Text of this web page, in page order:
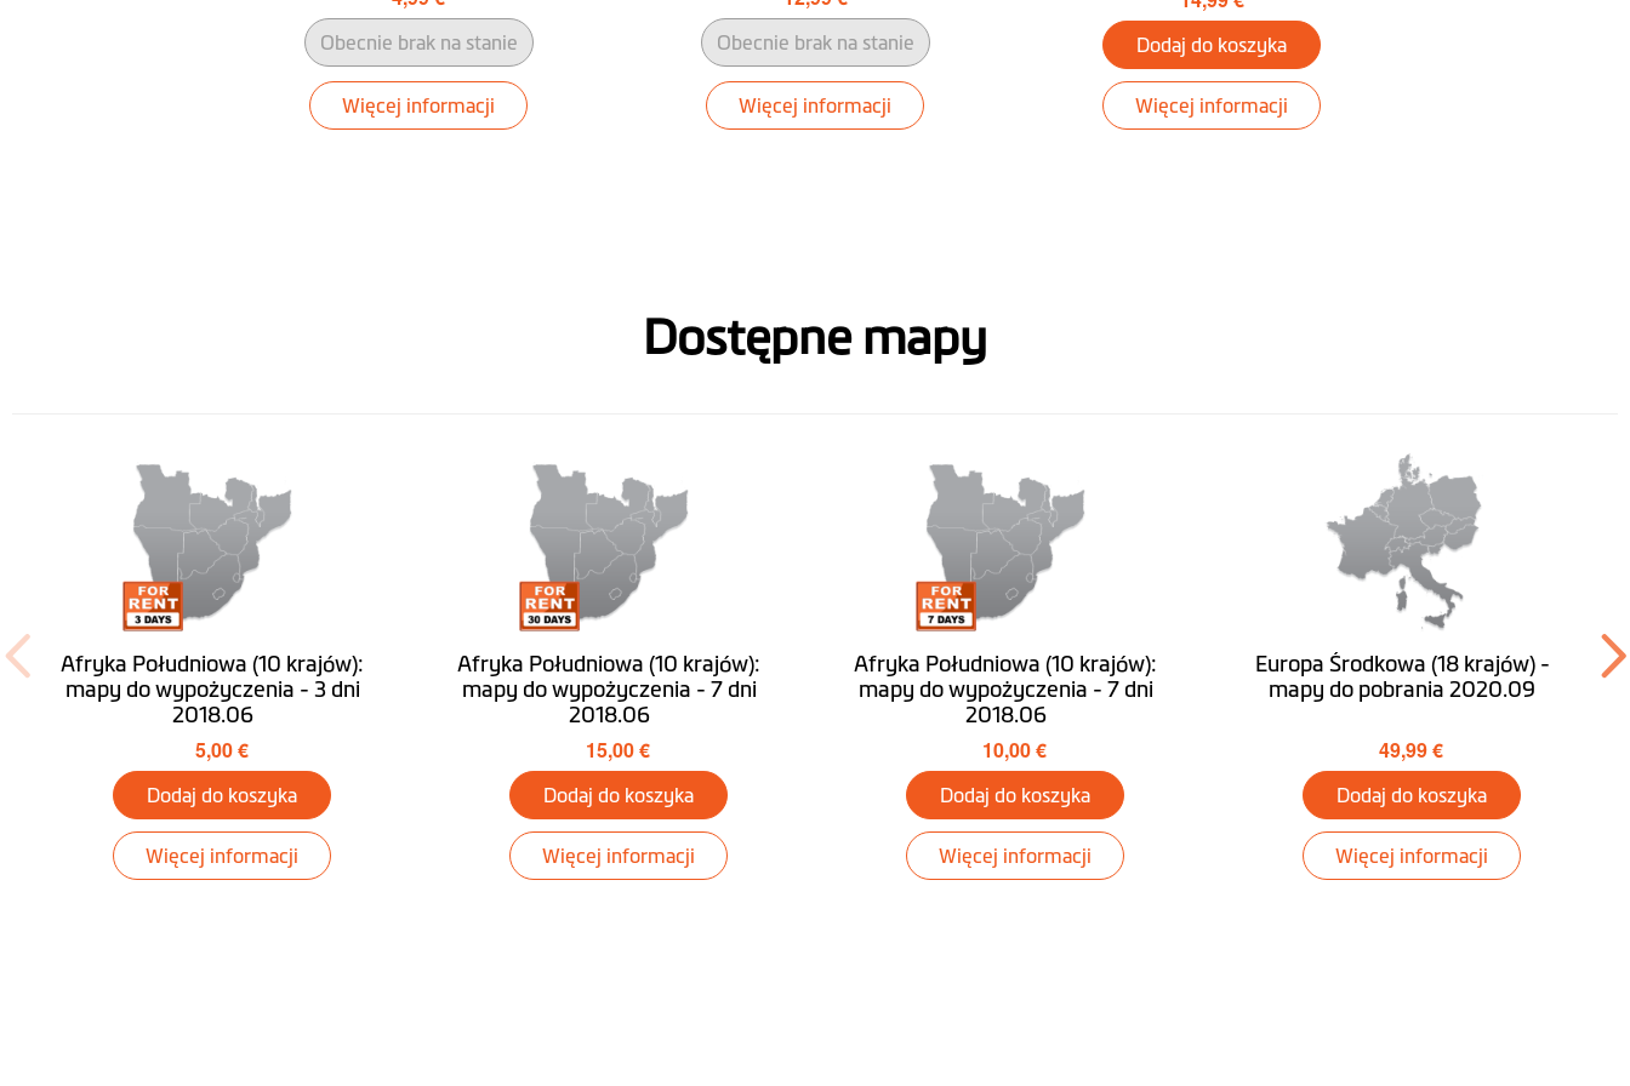
Obecnie brak na stanie
Więcej informacji
Obecnie brak na stanie
Więcej informacji
Dodaj do koszyka
Więcej informacji
Dostępne mapy
Afryka Południowa (10 krajów):
mapy do wypożyczenia - 3 dni
2018.06
5,00 €
Dodaj do koszyka
Więcej informacji
Afryka Południowa (10 krajów):
mapy do wypożyczenia - 7 dni
2018.06
15,00 €
Dodaj do koszyka
Więcej informacji
Afryka Południowa (10 krajów):
mapy do wypożyczenia - 7 dni
2018.06
10,00 €
Dodaj do koszyka
Więcej informacji
Europa Środkowa (18 krajów) -
mapy do pobrania 2020.09
49,99 €
Dodaj do koszyka
Więcej informacji